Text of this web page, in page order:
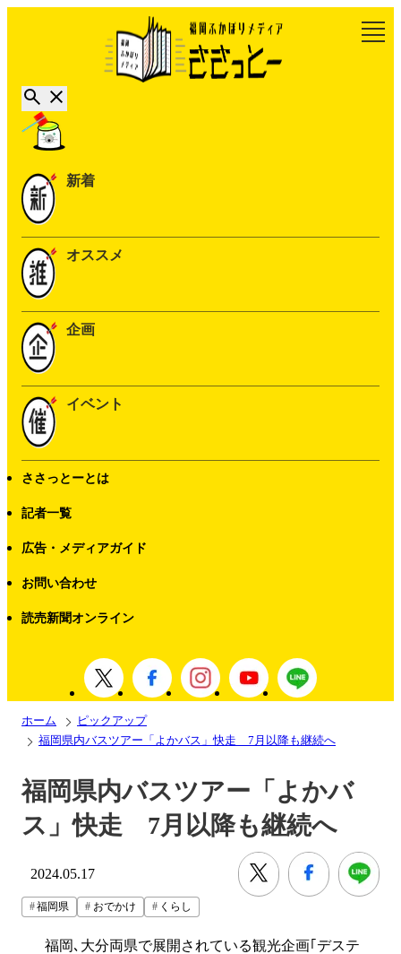
新着
オススメ
企画
イベント
ささっとーとは
記者一覧
広告・メディアガイド
お問い合わせ
読売新聞オンライン
ホーム
ピックアップ
福岡県内バスツアー「よかバス」快走 7月以降も継続へ
福岡県内バスツアー「よかバ
ス」快走 7月以降も継続へ
2024.05.17
福岡県 おでかけ くらし
福岡､大分両県で展開されている観光企画｢デステ